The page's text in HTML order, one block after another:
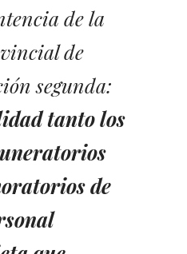
de la
de
segunda:
tanto los
de